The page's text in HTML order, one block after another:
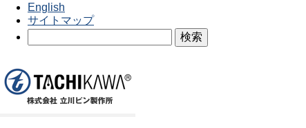
English
サイトマップ